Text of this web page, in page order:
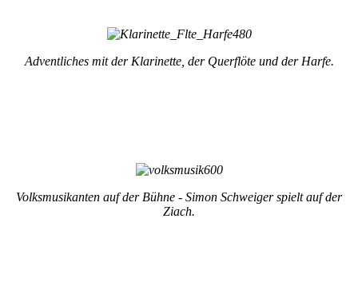
Adventliches mit der Klarinette, der Querflöte und der Harfe.
Volksmusikanten auf der Bühne - Simon Schweiger spielt auf der
Ziach.